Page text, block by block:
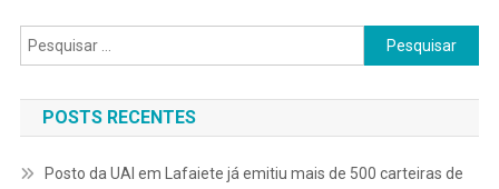
Pesquisar
por:
POSTS RECENTES
Posto da UAI em Lafaiete já emitiu mais de 500 carteiras de